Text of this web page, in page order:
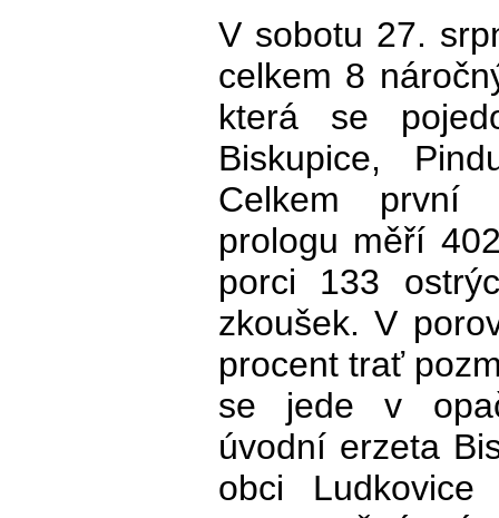
V sobotu 27.
celkem 8
která se
Biskupice,
Celkem první
prologu měří
porci 133
zkoušek. V
procent trať
se jede v
úvodní erzeta
obci